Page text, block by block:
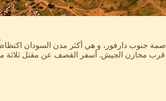
جنوب دارفور، و هي أكثر مدن السودان
قرب مخازن الجيش. أسفر القصف عن مقتل ثلاثة